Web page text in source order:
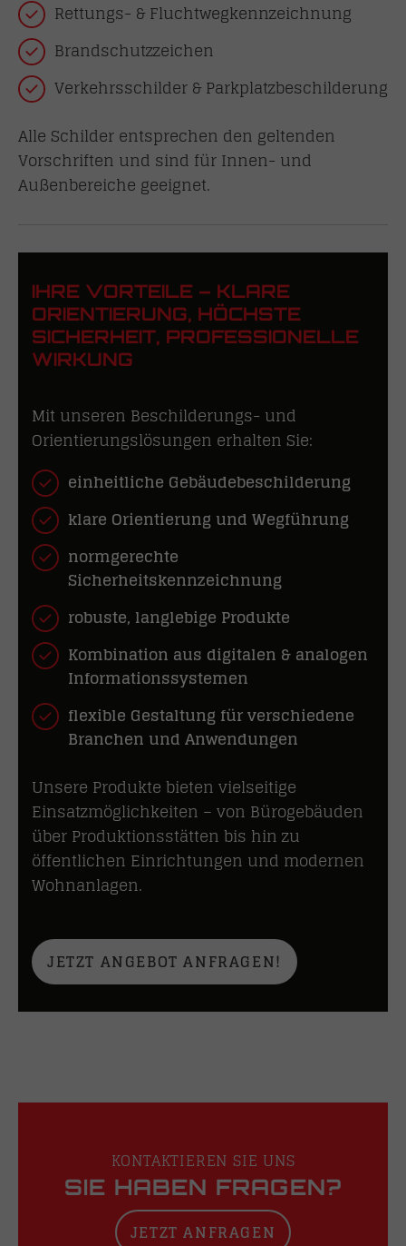
Rettungs- & Fluchtwegkennzeichnung
Brandschutzzeichen
Verkehrsschilder & Parkplatzbeschilderung
Alle Schilder entsprechen den geltenden
Vorschriften und sind für Innen- und
Außenbereiche geeignet.
IHRE VORTEILE – KLARE
ORIENTIERUNG, HÖCHSTE
SICHERHEIT, PROFESSIONELLE
WIRKUNG
Mit unseren Beschilderungs- und
Orientierungslösungen erhalten Sie:
einheitliche Gebäudebeschilderung
klare Orientierung und Wegführung
normgerechte
Sicherheitskennzeichnung
robuste, langlebige Produkte
Kombination aus digitalen & analogen
Informationssystemen
flexible Gestaltung für verschiedene
Branchen und Anwendungen
Unsere Produkte bieten vielseitige
Einsatzmöglichkeiten – von Bürogebäuden
über Produktionsstätten bis hin zu
öffentlichen Einrichtungen und modernen
Wohnanlagen.
JETZT ANGEBOT ANFRAGEN!
KONTAKTIEREN SIE UNS
SIE HABEN FRAGEN?
JETZT ANFRAGEN